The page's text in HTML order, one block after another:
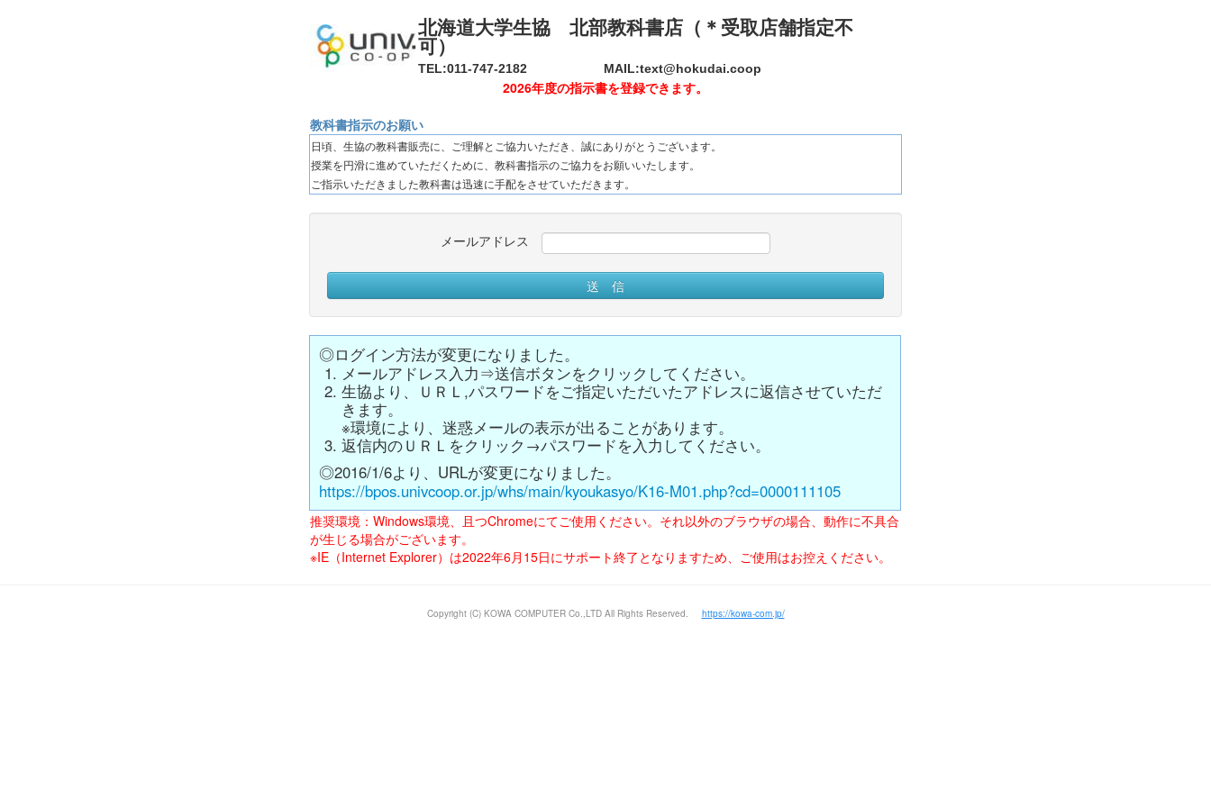
北海道大学生協 北部教科書店（＊受取店舗指定不
可）
TEL:011-747-2182 MAIL:text@hokudai.coop
2026年度の指示書を登録できます。
教科書指示のお願い
日頃、生協の教科書販売に、ご理解とご協力いただき、誠にありがとうございます。
授業を円滑に進めていただくために、教科書指示のご協力をお願いいたします。
ご指示いただきました教科書は迅速に手配をさせていただきます。
メールアドレス
送 信
◎ログイン方法が変更になりました。
メールアドレス入力⇒送信ボタンをクリックしてください。
生協より、ＵＲＬ,パスワードをご指定いただいたアドレスに返信させていただ
きます。
※環境により、迷惑メールの表示が出ることがあります。
返信内のＵＲＬをクリック→パスワードを入力してください。
◎2016/1/6より、URLが変更になりました。
https://bpos.univcoop.or.jp/whs/main/kyoukasyo/K16-M01.php?cd=0000111105
推奨環境：Windows環境、且つChromeにてご使用ください。それ以外のブラウザの場合、動作に不具合
が生じる場合がございます。
※IE（Internet Explorer）は2022年6月15日にサポート終了となりますため、ご使用はお控えください。
Copyright (C) KOWA COMPUTER Co.,LTD All Rights Reserved. https://kowa-com.jp/